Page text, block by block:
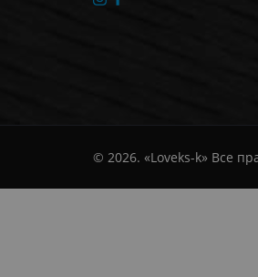
© 2026. «Loveks-k» Все